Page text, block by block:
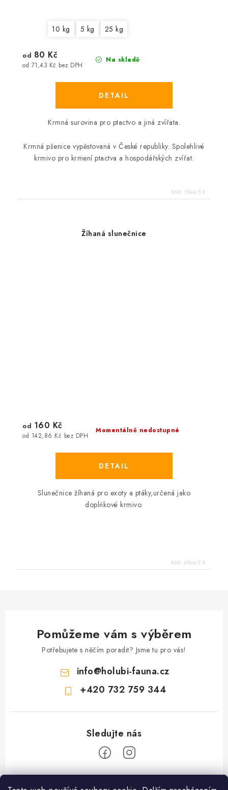
10 kg 5 kg 25 kg
Na skladě
od 71,43 Kč bez DPH
od 80 Kč
Krmná surovina pro ptactvo a jiná zvířata.
Krmná pšenice vypěstovaná v České republiky. Spolehlivé
krmivo pro krmení ptactva a hospodářských zvířat.
Kód: 1844/5 K
Žíhaná slunečnice
Momentálně nedostupné
od 142,86 Kč bez DPH
od 160 Kč
Slunečnice žíhaná pro exoty a ptáky,určená jako
doplńkové krmivo.
Kód: 4964/5 K
Pomůžeme vám s výběrem
Potřebujete s něčím poradit? Jsme tu pro vás!
info@holubi-fauna.cz
+420 732 759 344
Z